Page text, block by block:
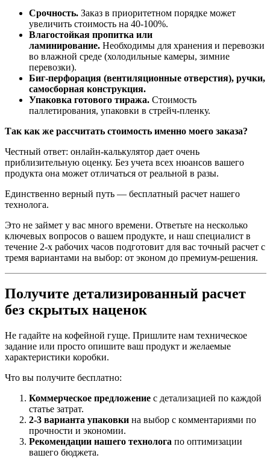
Срочность. Заказ в приоритетном порядке может
увеличить стоимость на 40-100%.
Влагостойкая пропитка или
ламинирование. Необходимы для хранения и перевозки
во влажной среде (холодильные камеры, зимние
перевозки).
Биг-перфорация (вентиляционные отверстия), ручки,
самосборная конструкция.
Упаковка готового тиража. Стоимость
паллетирования, упаковки в стрейч-пленку.
Так как же рассчитать стоимость именно моего заказа?
Честный ответ: онлайн-калькулятор дает очень
приблизительную оценку. Без учета всех нюансов вашего
продукта она может отличаться от реальной в разы.
Единственно верный путь — бесплатный расчет нашего
технолога.
Это не займет у вас много времени. Ответьте на несколько
ключевых вопросов о вашем продукте, и наш специалист в
течение 2-х рабочих часов подготовит для вас точный расчет с
тремя вариантами на выбор: от эконом до премиум-решения.
Получите детализированный расчет
без скрытых наценок
Не гадайте на кофейной гуще. Пришлите нам техническое
задание или просто опишите ваш продукт и желаемые
характеристики коробки.
Что вы получите бесплатно:
Коммерческое предложение с детализацией по каждой
статье затрат.
2-3 варианта упаковки на выбор с комментариями по
прочности и экономии.
Рекомендации нашего технолога по оптимизации
вашего бюджета.